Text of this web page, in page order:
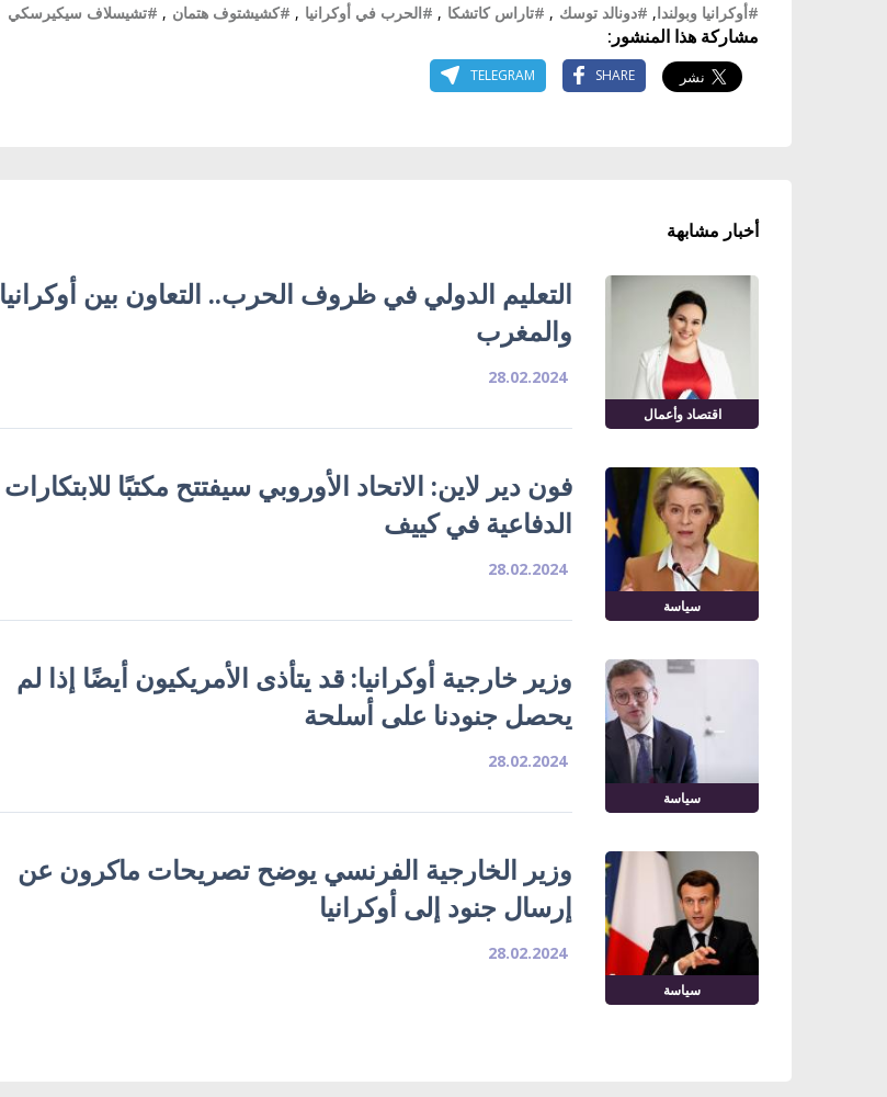
#أوكرانيا وبولندا, #دونالد توسك , #تاراس كاتشكا , #الحرب في أوكرانيا , #كشيشتوف هتمان , #تشيسلاف سيكيرسكي
مشاركة هذا المنشور:
SHARE
TELEGRAM
أخبار مشابهة
اقتصاد وأعمال
التعليم الدولي في ظروف الحرب.. التعاون بين أوكرانيا
والمغرب
28.02.2024
سياسة
فون دير لاين: الاتحاد الأوروبي سيفتتح مكتبًا للابتكارات
الدفاعية في كييف
28.02.2024
سياسة
وزير خارجية أوكرانيا: قد يتأذى الأمريكيون أيضًا إذا لم
يحصل جنودنا على أسلحة
28.02.2024
سياسة
وزير الخارجية الفرنسي يوضح تصريحات ماكرون عن
إرسال جنود إلى أوكرانيا
28.02.2024